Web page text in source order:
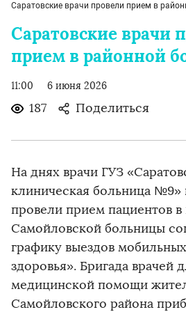
Саратовские врачи провели прием в
Саратовские врачи
прием в районной
11:00 6 июня 2026
187 Поделиться
На днях врачи ГУЗ
клиническая больница №9»
провели прием пациентов
Самойловской больницы
графику выездов
здоровья». Бригада врачей
медицинской помощи
Самойловского района